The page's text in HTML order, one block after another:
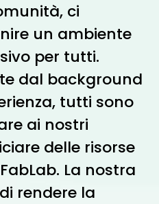
ci
un ambiente
per tutti.
dal background
tutti sono
ai nostri
delle risorse
La nostra
rendere la